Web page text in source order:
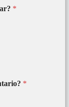
*
*